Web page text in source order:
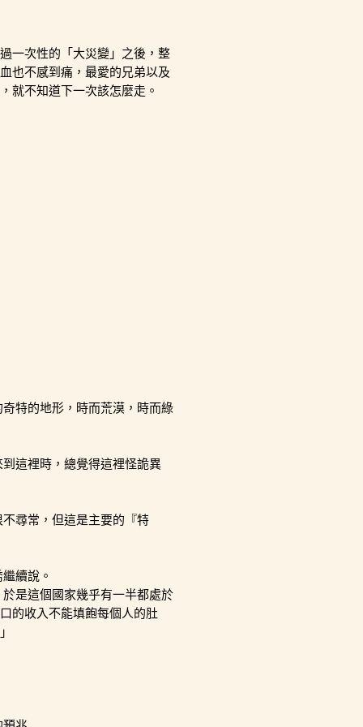
一次性的「大災變」之後，整
也不感到痛，最愛的兄弟以及
就不知道下一次該怎麼走。
特的地形，時而荒漠，時而綠
這裡時，總覺得這裡怪詭異
尋常，但這是主要的『特
續說。
是這個國家幾乎有一半都處於
的收入不能填飽每個人的肚